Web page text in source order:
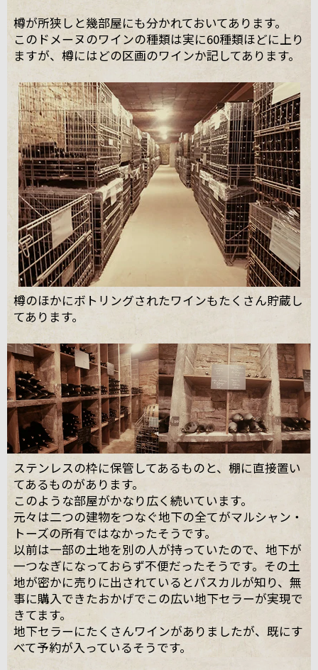
樽が所狭しと幾部屋にも分かれておいてあります。
このドメーヌのワインの種類は実に60種類ほどに上り
ますが、樽にはどの区画のワインか記してあります。
樽のほかにボトリングされたワインもたくさん貯蔵し
てあります。
ステンレスの枠に保管してあるものと、棚に直接置い
てあるものがあります。
このような部屋がかなり広く続いています。
元々は二つの建物をつなぐ地下の全てがマルシャン・
トーズの所有ではなかったそうです。
以前は一部の土地を別の人が持っていたので、地下が
一つなぎになっておらず不便だったそうです。その土
地が密かに売りに出されているとパスカルが知り、無
事に購入できたおかげでこの広い地下セラーが実現で
きてます。
地下セラーにたくさんワインがありましたが、既にす
べて予約が入っているそうです。